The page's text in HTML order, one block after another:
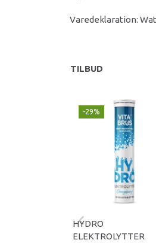
Varedeklaration:
TILBUD
-29%
HYDRO
ELEKTROLYTTER